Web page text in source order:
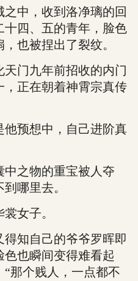
中，收到洛净璃的回
四、五的青年，脸色
也被捏出了裂纹。
门九年前招收的内门
，正在朝着神霄宗真传
预想中，自己进阶真
之物的重宝被人夺
哪里去。
女子。
知自己的爷爷罗晖即
也瞬间变得难看起
那个贱人，一点都不